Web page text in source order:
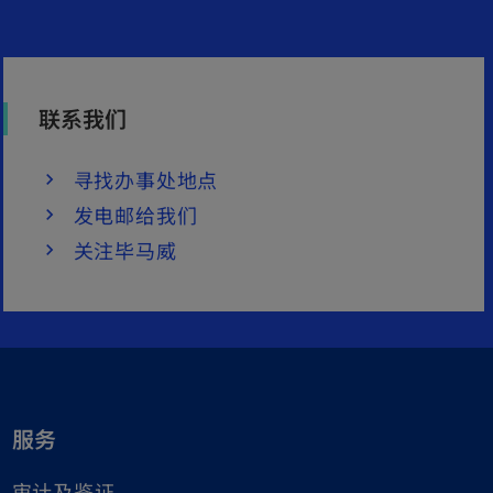
联系我们
寻找办事处地点
发电邮给我们
关注毕马威
服务